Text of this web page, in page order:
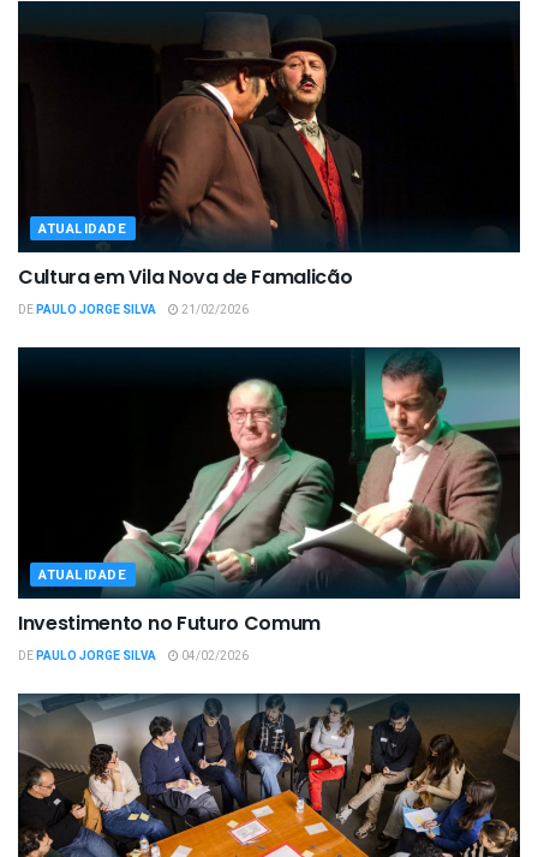
ATUALIDADE
Cultura em Vila Nova de Famalicão
DEPAULO JORGE SILVA 21/02/2026
ATUALIDADE
Investimento no Futuro Comum
DEPAULO JORGE SILVA 04/02/2026